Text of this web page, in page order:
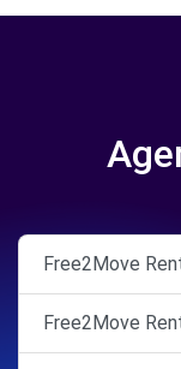
Free2Move
Free2Move